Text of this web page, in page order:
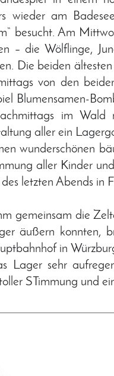
wieder am
besucht. Am
– die Wölflinge,
Die beiden
von den
Blumensamen-
im
aller ein
wunderschönen
aller Kinder
letzten Abends in
gemeinsam die
äußern
in
Lager sehr
STimmung und